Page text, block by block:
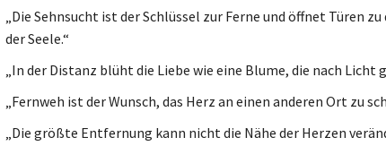
„Die Sehnsucht ist der Schlüssel zur Ferne und öffnet Türen
der Seele.“
„In der Distanz blüht die Liebe wie eine Blume, die nach Licht
„Fernweh ist der Wunsch, das Herz an einen anderen Ort zu
„Die größte Entfernung kann nicht die Nähe der Herzen